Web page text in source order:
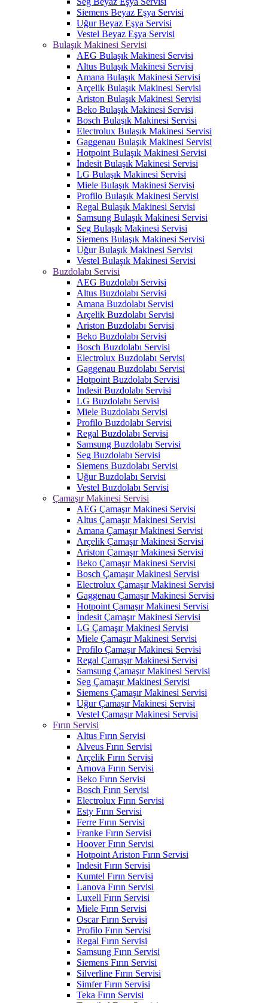
Siemens Beyaz Eşya Servisi
Uğur Beyaz Eşya Servisi
Vestel Beyaz Eşya Servisi
Bulaşık Makinesi Servisi
AEG Bulaşık Makinesi Servisi
Altus Bulaşık Makinesi Servisi
Amana Bulaşık Makinesi Servisi
Arçelik Bulaşık Makinesi Servisi
Ariston Bulaşık Makinesi Servisi
Beko Bulaşık Makinesi Servisi
Bosch Bulaşık Makinesi Servisi
Electrolux Bulaşık Makinesi Servisi
Gaggenau Bulaşık Makinesi Servisi
Hotpoint Bulaşık Makinesi Servisi
İndesit Bulaşık Makinesi Servisi
LG Bulaşık Makinesi Servisi
Miele Bulaşık Makinesi Servisi
Profilo Bulaşık Makinesi Servisi
Regal Bulaşık Makinesi Servisi
Samsung Bulaşık Makinesi Servisi
Seg Bulaşık Makinesi Servisi
Siemens Bulaşık Makinesi Servisi
Uğur Bulaşık Makinesi Servisi
Vestel Bulaşık Makinesi Servisi
Buzdolabı Servisi
AEG Buzdolabı Servisi
Altus Buzdolabı Servisi
Amana Buzdolabı Servisi
Arçelik Buzdolabı Servisi
Ariston Buzdolabı Servisi
Beko Buzdolabı Servisi
Bosch Buzdolabı Servisi
Electrolux Buzdolabı Servisi
Gaggenau Buzdolabı Servisi
Hotpoint Buzdolabı Servisi
İndesit Buzdolabı Servisi
LG Buzdolabı Servisi
Miele Buzdolabı Servisi
Profilo Buzdolabı Servisi
Regal Buzdolabı Servisi
Samsung Buzdolabı Servisi
Seg Buzdolabı Servisi
Siemens Buzdolabı Servisi
Uğur Buzdolabı Servisi
Vestel Buzdolabı Servisi
Çamaşır Makinesi Servisi
AEG Çamaşır Makinesi Servisi
Altus Çamaşır Makinesi Servisi
Amana Çamaşır Makinesi Servisi
Arçelik Çamaşır Makinesi Servisi
Ariston Çamaşır Makinesi Servisi
Beko Çamaşır Makinesi Servisi
Bosch Çamaşır Makinesi Servisi
Electrolux Çamaşır Makinesi Servisi
Gaggenau Çamaşır Makinesi Servisi
Hotpoint Çamaşır Makinesi Servisi
İndesit Çamaşır Makinesi Servisi
LG Çamaşır Makinesi Servisi
Miele Çamaşır Makinesi Servisi
Profilo Çamaşır Makinesi Servisi
Regal Çamaşır Makinesi Servisi
Samsung Çamaşır Makinesi Servisi
Seg Çamaşır Makinesi Servisi
Siemens Çamaşır Makinesi Servisi
Uğur Çamaşır Makinesi Servisi
Vestel Çamaşır Makinesi Servisi
Fırın Servisi
Altus Fırın Servisi
Alveus Fırın Servisi
Arçelik Fırın Servisi
Arnova Fırın Servisi
Beko Fırın Servisi
Bosch Fırın Servisi
Electrolux Fırın Servisi
Esty Fırın Servisi
Ferre Fırın Servisi
Franke Fırın Servisi
Hoover Fırın Servisi
Hotpoint Ariston Fırın Servisi
Indesit Fırın Servisi
Kumtel Fırın Servisi
Lanova Fırın Servisi
Luxell Fırın Servisi
Miele Fırın Servisi
Oscar Fırın Servisi
Profilo Fırın Servisi
Regal Fırın Servisi
Samsung Fırın Servisi
Siemens Fırın Servisi
Silverline Fırın Servisi
Simfer Fırın Servisi
Teka Fırın Servisi